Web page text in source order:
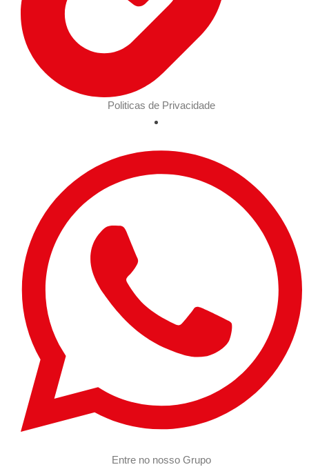
Politicas de Privacidade
Entre no nosso Grupo